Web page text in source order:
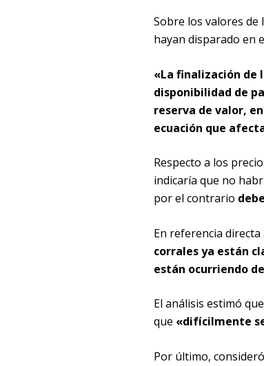
Sobre los valores de
hayan disparado en
«La finalización de
disponibilidad de
reserva de valor,
ecuación que
Respecto a los
indicaría que no
por el contrario
En referencia
corrales ya están
están ocurriendo
El análisis estimó que
que «difícilmente
Por último,